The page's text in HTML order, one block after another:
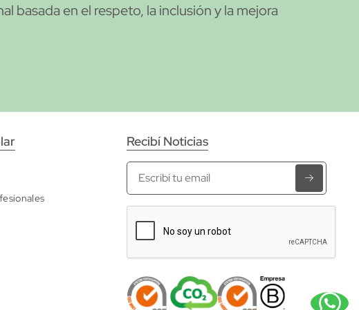
basada en el respeto, la inclusión y la mejora
Recibí Noticias